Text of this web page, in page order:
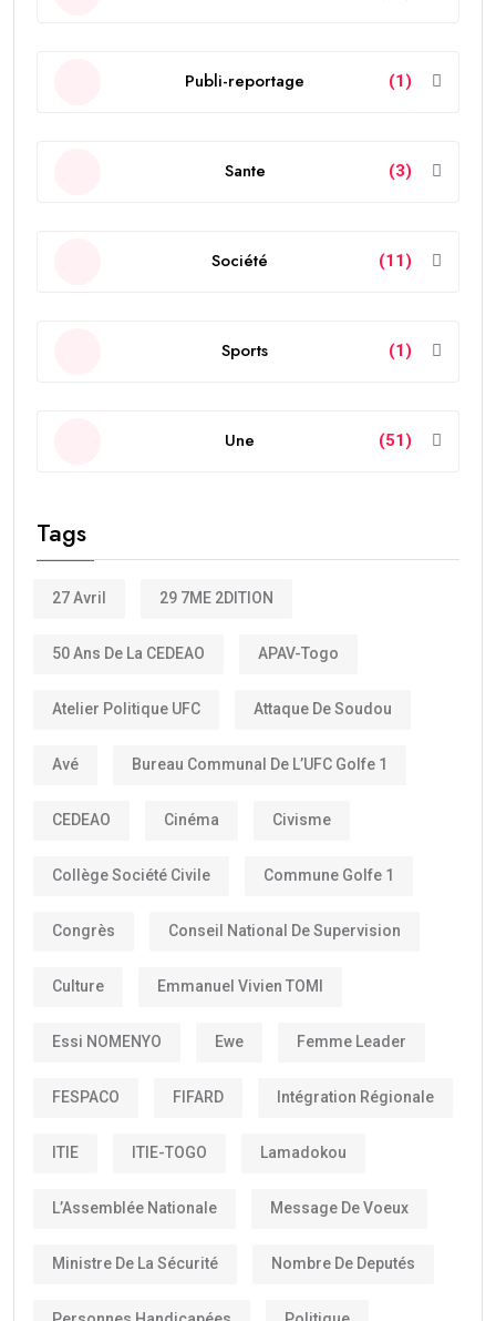
Publi-reportage (1)
Sante (3)
Société (11)
Sports (1)
Une (51)
Tags
27 Avril 29 7ME 2DITION
50 Ans De La CEDEAO APAV-Togo
Atelier Politique UFC Attaque De Soudou
Avé Bureau Communal De L’UFC Golfe 1
CEDEAO Cinéma Civisme
Collège Société Civile Commune Golfe 1
Congrès Conseil National De Supervision
Culture Emmanuel Vivien TOMI
Essi NOMENYO Ewe Femme Leader
FESPACO FIFARD Intégration Régionale
ITIE ITIE-TOGO Lamadokou
L’Assemblée Nationale Message De Voeux
Ministre De La Sécurité Nombre De Deputés